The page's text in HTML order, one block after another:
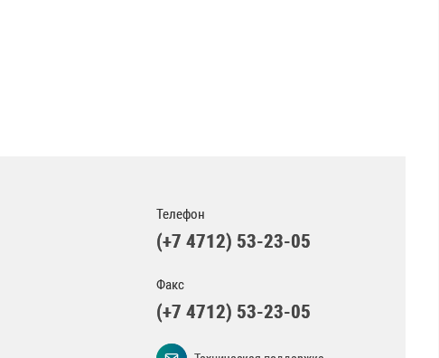
Телефон
(+7 4712) 53-23-05
Факс
(+7 4712) 53-23-05